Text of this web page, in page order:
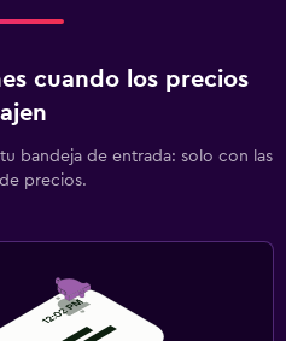
cuando los precios
bandeja de entrada: solo con las
precios.